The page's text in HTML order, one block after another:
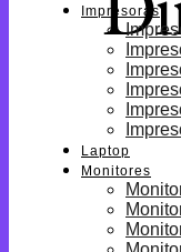
Impresoras
Laptop
Monitores